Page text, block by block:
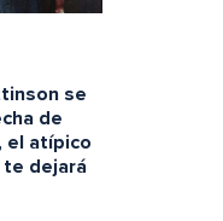
se
de
el atípico
te dejará